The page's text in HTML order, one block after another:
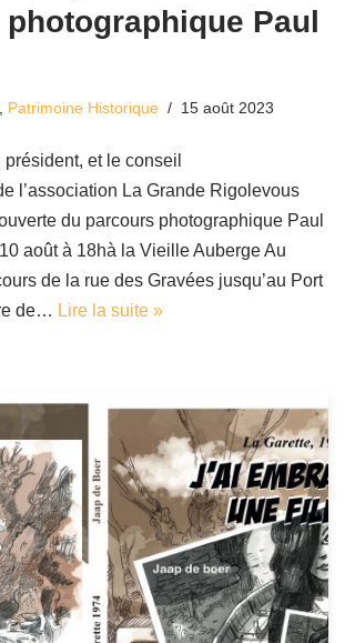
Paul
Patrimoine Historique 15 août 2023
et le conseil
l’association La Grande Rigolevous
du parcours photographique Paul
août à 18hà la Vieille Auberge Au
de la rue des Gravées jusqu’au Port
de… Lire la suite »